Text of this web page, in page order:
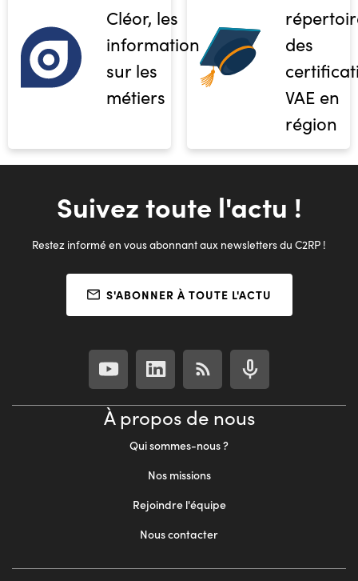
Cléor, les
informations
sur les
métiers
des
VAE en
région
Suivez toute l'actu !
Restez informé en vous abonnant aux newsletters du C2RP !
S'ABONNER À TOUTE L'ACTU
À propos de nous
Qui sommes-nous ?
Nos missions
Rejoindre l'équipe
Nous contacter